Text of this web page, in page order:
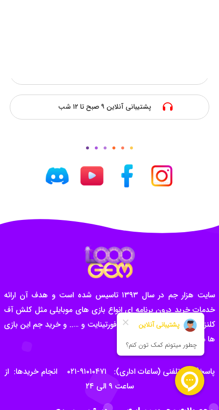
پشتیبانی آنلاین ۹ صبح تا ۱۲ شب
سایت هزار جم در سال ۱۳۹۳ تاسیس شده است و هدف آن ارائه
خدمات خرید درون برنامه ای انواع بازی های موبایلی مثل کلش آف
کلنز و کلش رویال و پاب جی و فورتینایت و ….. و خرید جم این بازی
ها می باشد.
پاسخگویی تلفنی (ساعات اداری): ۹۱۰۱۰۴۷۱-۰۲۱ انجام خریدها: از
ساعت ۹ الی ۲۴